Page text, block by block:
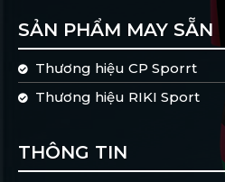
SẢN PHẨM MAY SẴN
Thương hiệu CP Sporrt
Thương hiệu RIKI Sport
THÔNG TIN